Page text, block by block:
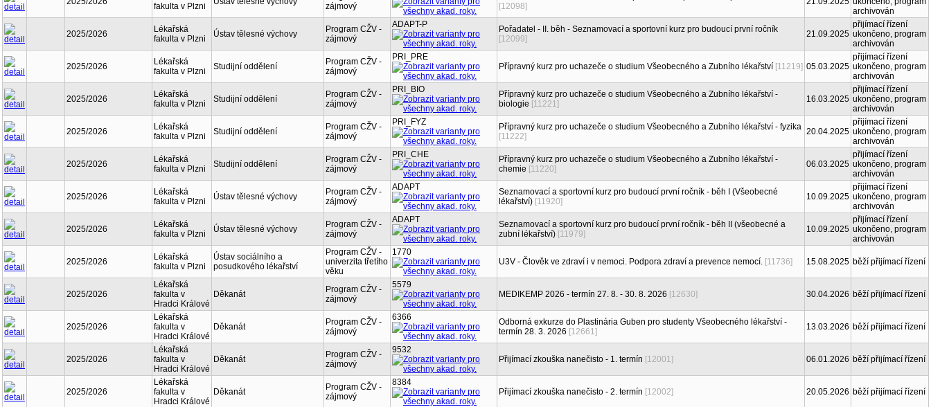
fakulta v Plzni
zájmový
[12098]
archivován
2025/2026
Lékařská
fakulta v Plzni
Ústav tělesné výchovy
Program CŽV -
zájmový
ADAPT-P
Pořadatel - II. běh - Seznamovací a sportovní kurz pro budoucí první ročník
[12099]
21.09.2025
přijímací řízení
ukončeno, program
archivován
2025/2026
Lékařská
fakulta v Plzni
Studijní oddělení
Program CŽV -
zájmový
PRI_PRE
Přípravný kurz pro uchazeče o studium Všeobecného a Zubního lékařství [11219] 05.03.2025
přijímací řízení
ukončeno, program
archivován
2025/2026
Lékařská
fakulta v Plzni
Studijní oddělení
Program CŽV -
zájmový
PRI_BIO
Přípravný kurz pro uchazeče o studium Všeobecného a Zubního lékařství -
biologie [11221] 16.03.2025
přijímací řízení
ukončeno, program
archivován
2025/2026
Lékařská
fakulta v Plzni
Studijní oddělení
Program CŽV -
zájmový
PRI_FYZ
Přípravný kurz pro uchazeče o studium Všeobecného a Zubního lékařství - fyzika
[11222]
20.04.2025
přijímací řízení
ukončeno, program
archivován
2025/2026
Lékařská
fakulta v Plzni
Studijní oddělení
Program CŽV -
zájmový
PRI_CHE
Přípravný kurz pro uchazeče o studium Všeobecného a Zubního lékařství -
chemie [11220] 06.03.2025
přijímací řízení
ukončeno, program
archivován
2025/2026
Lékařská
fakulta v Plzni
Ústav tělesné výchovy
Program CŽV -
zájmový
ADAPT
Seznamovací a sportovní kurz pro budoucí první ročník - běh I (Všeobecné
lékařství) [11920] 10.09.2025
přijímací řízení
ukončeno, program
archivován
2025/2026
Lékařská
fakulta v Plzni
Ústav tělesné výchovy
Program CŽV -
zájmový
ADAPT
Seznamovací a sportovní kurz pro budoucí první ročník - běh II (všeobecné a
zubní lékařství) [11979] 10.09.2025
přijímací řízení
ukončeno, program
archivován
2025/2026
Lékařská
fakulta v Plzni
Ústav sociálního a
posudkového lékařství
Program CŽV -
univerzita třetího
věku
1770
U3V - Člověk ve zdraví i v nemoci. Podpora zdraví a prevence nemocí. [11736] 15.08.2025 běží přijímací řízení
2025/2026
Lékařská
fakulta v
Hradci Králové
Děkanát
Program CŽV -
zájmový
5579
MEDIKEMP 2026 - termín 27. 8. - 30. 8. 2026 [12630] 30.04.2026 běží přijímací řízení
2025/2026
Lékařská
fakulta v
Hradci Králové
Děkanát
Program CŽV -
zájmový
6366
Odborná exkurze do Plastinária Guben pro studenty Všeobecného lékařství -
termín 28. 3. 2026 [12661] 13.03.2026 běží přijímací řízení
2025/2026
Lékařská
fakulta v
Hradci Králové
Děkanát
Program CŽV -
zájmový
9532
Přijímací zkouška nanečisto - 1. termín [12001] 06.01.2026 běží přijímací řízení
2025/2026
Lékařská
fakulta v
Hradci Králové
Děkanát
Program CŽV -
zájmový
8384
Přijímací zkouška nanečisto - 2. termín [12002] 20.05.2026 běží přijímací řízení